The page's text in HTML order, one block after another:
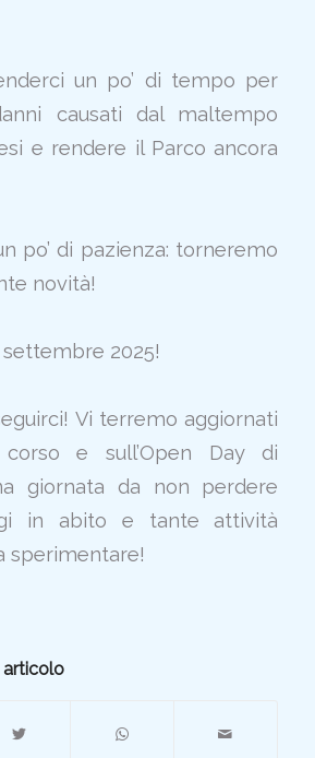
un po’ di tempo per
causati dal maltempo
e rendere il Parco ancora
po’ di pazienza: torneremo
novità!
2025!
Vi terremo aggiornati
e sull’Open Day di
giornata da non perdere
in abito e tante attività
sperimentare!
articolo